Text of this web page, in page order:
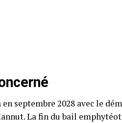
septembre 2028 avec le
La fin du bail